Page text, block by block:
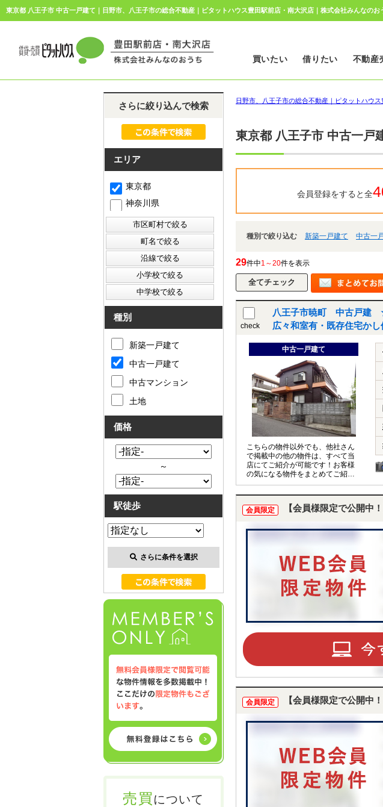
東京都 八王子市 中古一戸建て｜日野市、八王子市の総合不動産｜ピタットハウス豊田駅前店・南大沢店｜株式会社みんなのお
買いたい 借りたい 不動産
日野市、八王子市の総合不動産｜ピタットハウ
東京都 八王子市 中古一戸
会員登録をすると全
種別で絞り込む 新築一戸建て 中古一
29件中1～20件を表示
check
八王子市暁町 中古戸建
広々和室有・既存住宅か
中古一戸建て
こちらの物件以外でも、他社さん
で掲載中の他の物件は、すべて当
店にてご紹介が可能です！お客様
の気になる物件をまとめてご紹介
させていただきますので、『〇〇
会員限定 【会員様限定で公開中！
会員限定 【会員様限定で公開中！
さらに絞り込んで検索
エリア
東京都
神奈川県
種別
新築一戸建て
中古一戸建て
中古マンション
土地
価格
～
駅徒歩
さらに条件を選択
売買について